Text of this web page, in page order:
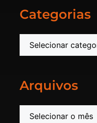
Categorias
Arquivos